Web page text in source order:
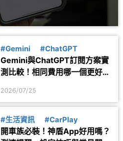
#Gemini #ChatGPT
Gemini與ChatGPT訂閱方案實
測比較！相同費用哪一個更好
2026/07/25
#生活資訊 #CarPlay
開車族必裝！神盾App好用嗎？